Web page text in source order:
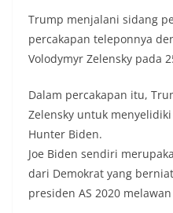
Trump menjalani sidang
percakapan teleponnya
Volodymyr Zelensky pada
Dalam percakapan itu,
Zelensky untuk
Hunter Biden.
Joe Biden sendiri
dari Demokrat yang
presiden AS 2020